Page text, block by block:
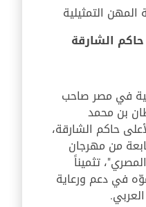
التمثيلية
الشارقة
في مصر صاحب
بن محمد
حاكم الشارقة،
من مهرجان
تثميناً
في دعم ورعاية